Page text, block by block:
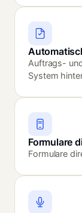
Auftrags-
System
Formulare
Formulare